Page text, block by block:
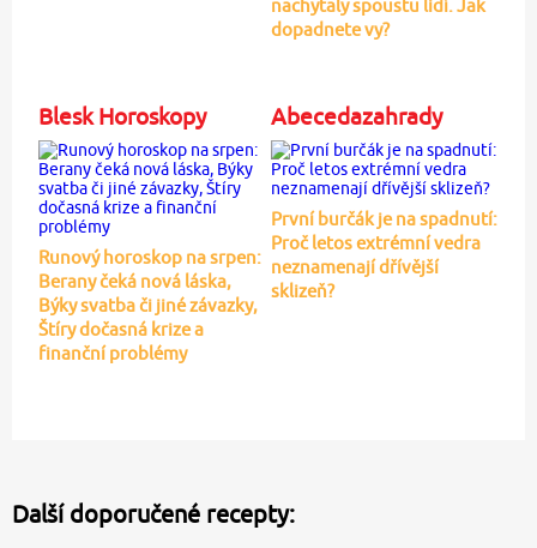
nachytaly spoustu lidí. Jak
dopadnete vy?
Blesk Horoskopy
Runový horoskop na srpen:
Berany čeká nová láska,
Býky svatba či jiné závazky,
Štíry dočasná krize a
finanční problémy
Abecedazahrady
První burčák je na spadnutí:
Proč letos extrémní vedra
neznamenají dřívější
sklizeň?
Další doporučené recepty: